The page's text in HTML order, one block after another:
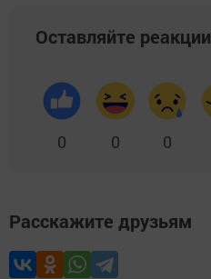
Оставляйте реакции
0 0 0
Расскажите друзьям